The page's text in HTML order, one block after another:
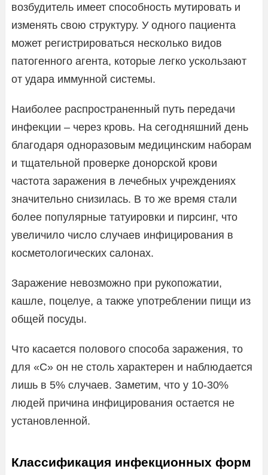
возбудитель имеет способность мутировать и
изменять свою структуру. У одного пациента
может регистрироваться несколько видов
патогенного агента, которые легко ускользают
от удара иммунной системы.
Наиболее распространенный путь передачи
инфекции – через кровь. На сегодняшний день
благодаря одноразовым медицинским наборам
и тщательной проверке донорской крови
частота заражения в лечебных учреждениях
значительно снизилась. В то же время стали
более популярные татуировки и пирсинг, что
увеличило число случаев инфицирования в
косметологических салонах.
Заражение невозможно при рукопожатии,
кашле, поцелуе, а также употреблении пищи из
общей посуды.
Что касается полового способа заражения, то
для «С» он не столь характерен и наблюдается
лишь в 5% случаев. Заметим, что у 10-30%
людей причина инфицирования остается не
установленной.
Классификация инфекционных форм